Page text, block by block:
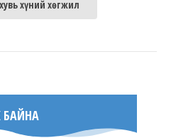
хүний хөгжил
БАЙНА